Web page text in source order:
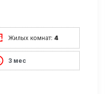
Жилых комнат: 4
3 мес